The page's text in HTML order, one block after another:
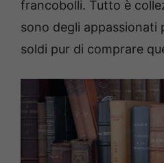
francobolli. Tutto è
sono degli appassionati
soldi pur di comprare